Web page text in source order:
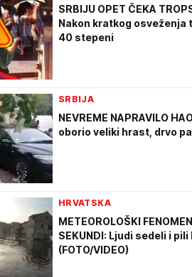
SRBIJU OPET ČEKA
Nakon kratkog
40 stepeni
SRBIJA
NEVREME NAPRAVILO
oborio veliki hrast, drvo
HRVATSKA
METEOROLOŠKI
SEKUNDI: Ljudi sedeli i
(FOTO/VIDEO)